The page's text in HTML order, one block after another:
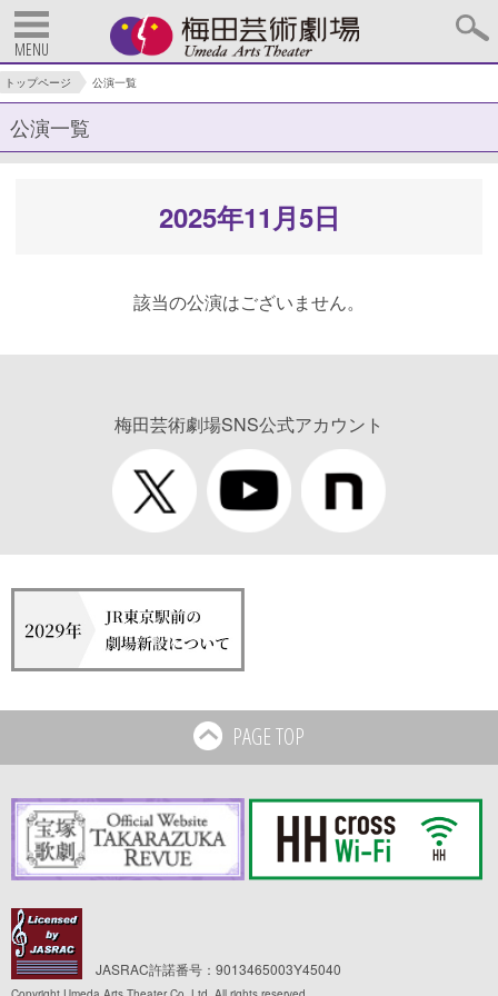
MENU
トップページ 公演一覧
公演一覧
2025年11月5日
該当の公演はございません。
梅田芸術劇場SNS公式アカウント
PAGE TOP
JASRAC許諾番号：9013465003Y45040